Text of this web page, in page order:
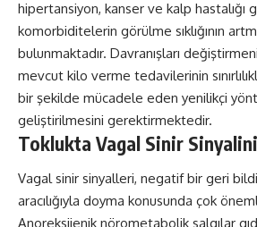
hipertansiyon, kanser ve kalp hastalığı
komorbiditelerin görülme sıklığının
bulunmaktadır. Davranışları
mevcut kilo verme tedavilerinin
bir şekilde mücadele eden yenilikçi
geliştirilmesini gerektirmektedir.
Toklukta Vagal Sinir
Vagal sinir sinyalleri, negatif bir geri
aracılığıyla doyma konusunda çok
Anoreksijenik nörometabolik salgılar